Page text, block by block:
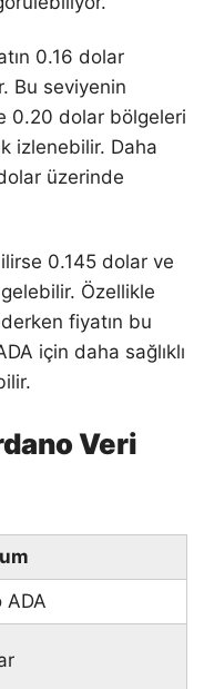
0.16 dolar
Bu seviyenin
0.20 dolar bölgeleri
izlenebilir. Daha
üzerinde
0.145 dolar ve
Özellikle
fiyatın bu
için daha sağlıklı
Veri
ADA